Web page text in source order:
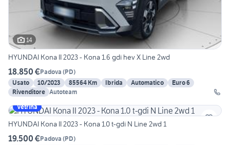
14
HYUNDAI Kona II 2023 - Kona 1.6 gdi hev X Line 2wd
18.850 €Padova (PD)
Usato
10/2023 85564 Km Ibrida Automatico
Euro 6
Rivenditore Autoteam
Vetrina
HYUNDAI Kona II 2023 - Kona 1.0 t-gdi N Line 2wd 1
19.500 €Padova (PD)